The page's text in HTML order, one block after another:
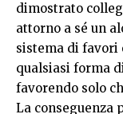
dimostrato
attorno a sé un
sistema di favori
qualsiasi forma
favorendo solo
La conseguenza